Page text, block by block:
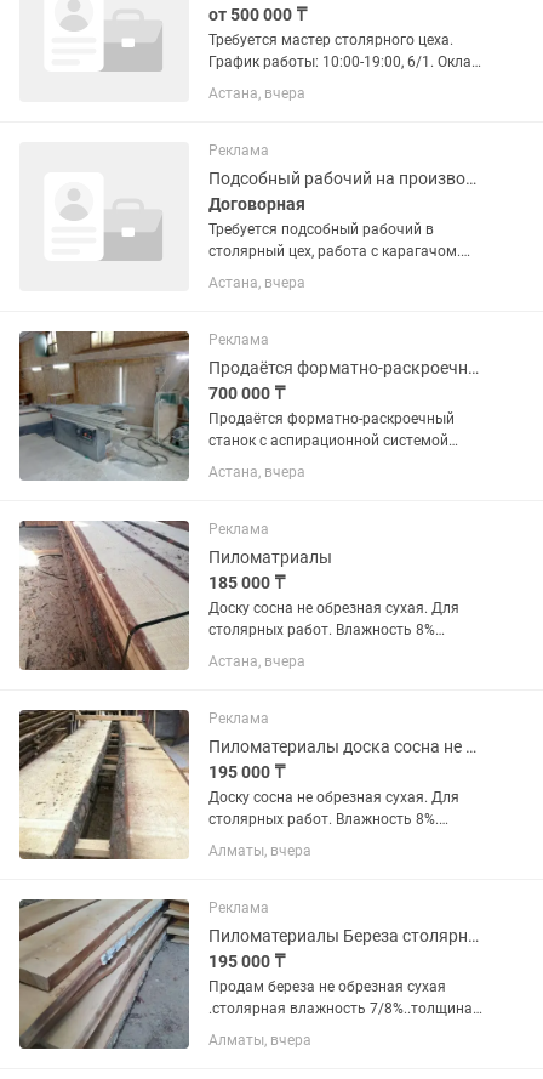
от 500 000 ₸
Требуется мастер столярного цеха.
График работы: 10:00-19:00, 6/1. Оклад
+ бонусы.
Астана, вчера
Реклама
Подсобный рабочий на производстве
Договорная
Требуется подсобный рабочий в
столярный цех, работа с карагачом.
Если у вас есть желание научится
профессии столяра, то вам к нам.
Астана, вчера
Реклама
Продаётся форматно-раскроечный станок с аспирационной системой
700 000 ₸
Продаётся форматно-раскроечный
станок с аспирационной системой
Продаётся профессиональный
форматно-раскроечный станок в
(пылеудаления). ✅ Станок полностью
исправен и...
Астана, вчера
Реклама
Пиломатриалы
185 000 ₸
Доску сосна не обрезная сухая. Для
столярных работ. Влажность 8%
толщина 50 мм, длина 6 метров
сортность 0 и 1
Астана, вчера
Реклама
Пиломатериалы доска сосна не обрезная сухая столярная
195 000 ₸
Доску сосна не обрезная сухая. Для
столярных работ. Влажность 8%.
Длина 6 метров. Толщина 50 мм, цена
1 сорт, есть наличии 00 сорт
Береза не обрезной сухая влажность...
Алматы, вчера
Реклама
Пиломатериалы Береза столярная не обрезная сухая
195 000 ₸
Продам береза не обрезная сухая
.столярная влажность 7/8%..толщина
50мм .для столярных работ.в наличии
Алматы, вчера